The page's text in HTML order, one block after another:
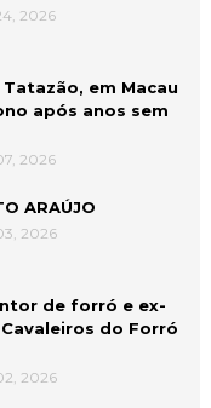
2026
em Macau
após anos sem
2026
ARAÚJO
2026
de forró e ex-
do Forró
2026